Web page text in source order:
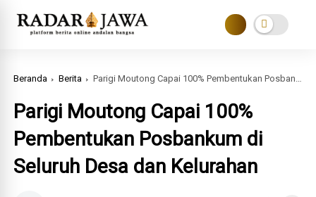
Beranda Berita Parigi Moutong Capai 100% Pembentukan Posbankum di Seluruh Desa dan Kelurahan
Parigi Moutong Capai 100%
Pembentukan Posbankum di
Seluruh Desa dan Kelurahan